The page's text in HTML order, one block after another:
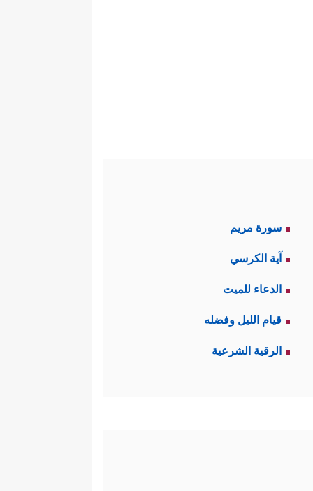
سورة مريم
آية الكرسي
الدعاء للميت
قيام الليل وفضله
الرقية الشرعية